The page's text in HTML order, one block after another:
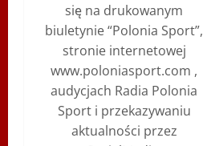
się na drukowanym
biuletynie “Polonia Sport”,
stronie internetowej
www.poloniasport.com ,
audycjach Radia Polonia
Sport i przekazywaniu
aktualności przez